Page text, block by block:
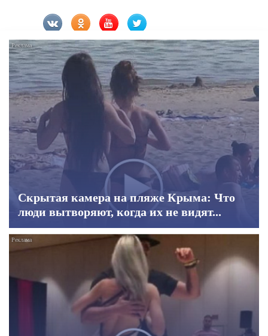
Скрытая камера на пляже Крыма: Что
люди вытворяют, когда их не видят...